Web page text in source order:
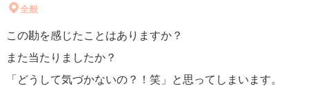
全般
この勘を感じたことはありますか？
また当たりましたか？
「どうして気づかないの？！笑」と思ってしまいます。